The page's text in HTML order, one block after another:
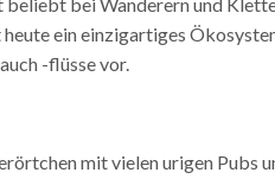
ein einzigartiges
-flüsse vor.
mit vielen urigen Pubs